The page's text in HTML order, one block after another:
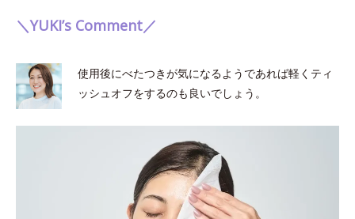
＼YUKI’s Comment／
使用後にべたつきが気になるようであれば軽くティ
ッシュオフをするのも良いでしょう。